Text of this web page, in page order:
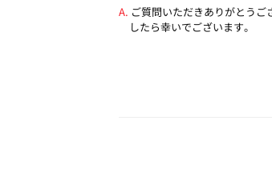
ご質問いただきありがとう
したら幸いでございます。